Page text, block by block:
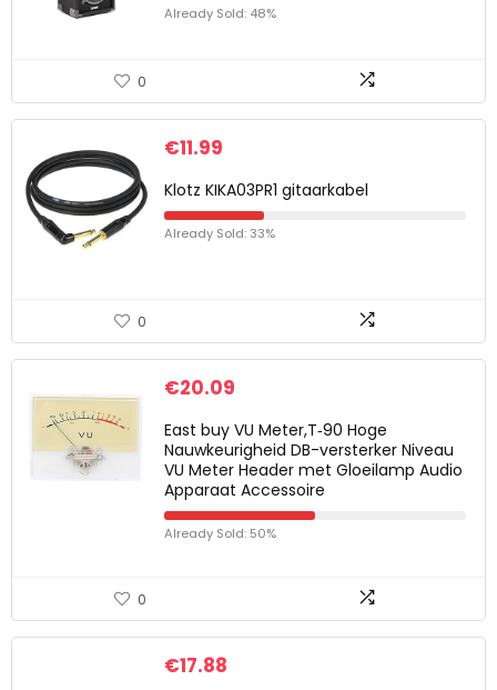
Already Sold: 48%
0
€11.99
Klotz KIKA03PR1 gitaarkabel
Already Sold: 33%
0
€20.09
East buy VU Meter,T‑90 Hoge
Nauwkeurigheid DB-versterker Niveau
VU Meter Header met Gloeilamp Audio
Apparaat Accessoire
Already Sold: 50%
0
€17.88